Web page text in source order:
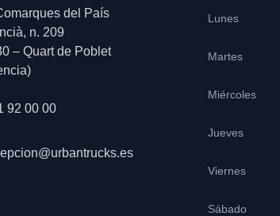
del País
n. 209
– Quart de Poblet
92 00 00
Lunes
Martes
Miércoles
Jueves
Viernes
Sábado